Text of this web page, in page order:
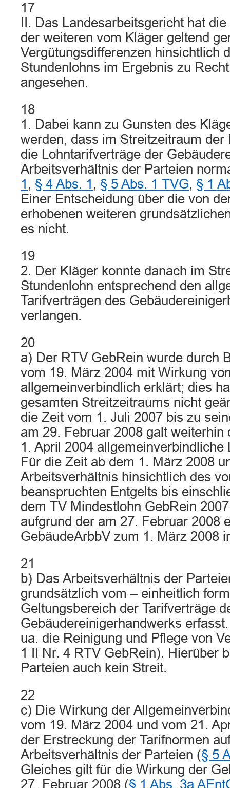
17
II. Das Landesarbeitsgericht hat
der weiteren vom Kläger geltend
Vergütungsdifferenzen hinsichtlich
Stundenlohns im Ergebnis zu
angesehen.
18
1. Dabei kann zu Gunsten des
werden, dass im Streitzeitraum der
die Lohntarifverträge der
Arbeitsverhältnis der Parteien
1 , § 4 Abs. 1 , § 5 Abs. 1 TVG, § 1
Einer Entscheidung über die von
erhobenen weiteren
es nicht.
19
2. Der Kläger konnte danach im
Stundenlohn entsprechend den
Tarifverträgen des
verlangen.
20
a) Der RTV GebRein wurde durch
vom 19. März 2004 mit Wirkung
allgemeinverbindlich erklärt; dies
gesamten Streitzeitraums nicht
die Zeit vom 1. Juli 2007 bis zu
am 29. Februar 2008 galt weiterhin
1. April 2004 allgemeinverbindliche
Für die Zeit ab dem 1. März 2008
Arbeitsverhältnis hinsichtlich des
beanspruchten Entgelts bis
dem TV Mindestlohn GebRein
aufgrund der am 27. Februar 2008
GebäudeArbbV zum 1. März 2008
21
b) Das Arbeitsverhältnis der
grundsätzlich vom – einheitlich
Geltungsbereich der Tarifverträge
Gebäudereinigerhandwerks
ua. die Reinigung und Pflege von
1 II Nr. 4 RTV GebRein). Hierüber
Parteien auch kein Streit.
22
c) Die Wirkung der
vom 19. März 2004 und vom 21.
der Erstreckung der Tarifnormen
Arbeitsverhältnis der Parteien (§ 5
Gleiches gilt für die Wirkung der
27. Februar 2008 (§ 1 Abs. 3a